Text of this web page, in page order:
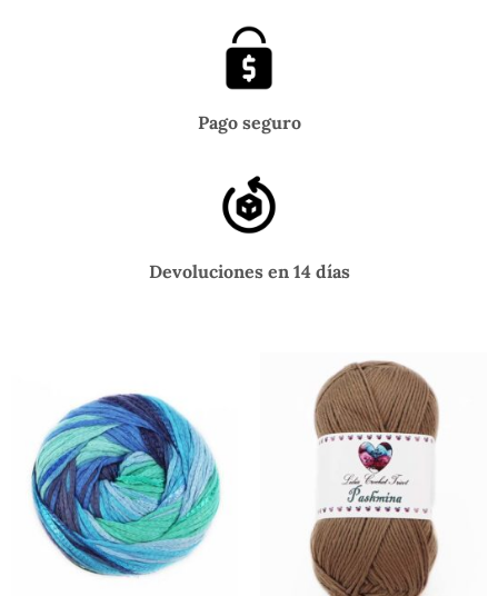
Pago seguro
Devoluciones en 14 días